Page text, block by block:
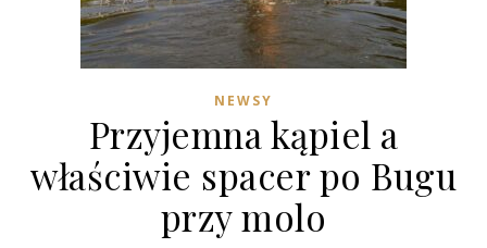
NEWSY
Przyjemna kąpiel a
właściwie spacer po Bugu
przy molo